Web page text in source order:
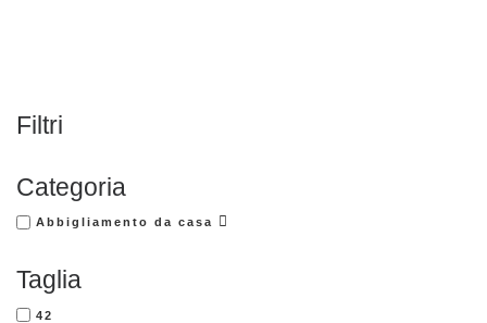
Filtri
Categoria
Abbigliamento da casa
Taglia
42